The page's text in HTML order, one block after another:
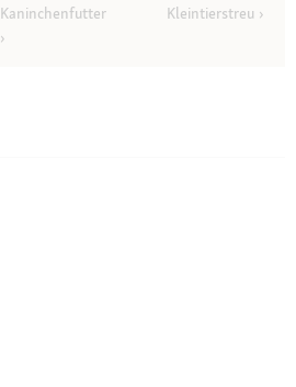
Kaninchenfutter
Kleintierstreu